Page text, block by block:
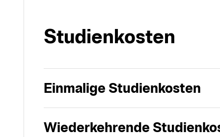
Studien­kosten
Einmalige Studienkosten
Wiederkehrende